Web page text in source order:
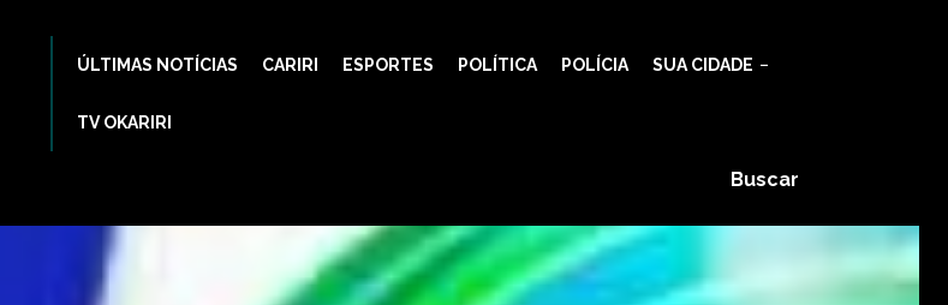
ÚLTIMAS NOTÍCIAS CARIRI ESPORTES POLÍTICA POLÍCIA SUA CIDADE
TV OKARIRI
Buscar